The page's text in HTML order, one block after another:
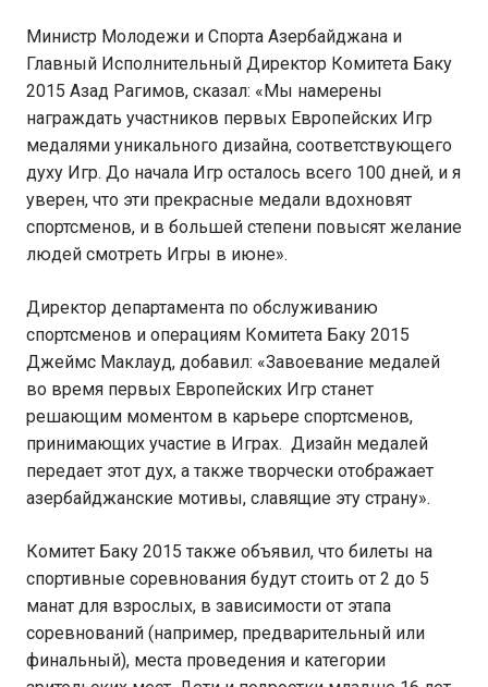
Министр Молодежи и Спорта Азербайджана и
Главный Исполнительный Директор Комитета Баку
2015 Азад Рагимов, сказал: «Мы намерены
награждать участников первых Европейских Игр
медалями уникального дизайна, соответствующего
духу Игр. До начала Игр осталось всего 100 дней, и я
уверен, что эти прекрасные медали вдохновят
спортсменов, и в большей степени повысят желание
людей смотреть Игры в июне».
Директор департамента по обслуживанию
спортсменов и операциям Комитета Баку 2015
Джеймс Маклауд, добавил: «Завоевание медалей
во время первых Европейских Игр станет
решающим моментом в карьере спортсменов,
принимающих участие в Играх. Дизайн медалей
передает этот дух, а также творчески отображает
азербайджанские мотивы, славящие эту страну».
Комитет Баку 2015 также объявил, что билеты на
спортивные соревнования будут стоить от 2 до 5
манат для взрослых, в зависимости от этапа
соревнований (например, предварительный или
финальный), места проведения и категории